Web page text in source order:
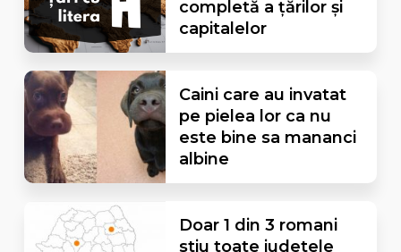
completă a țărilor și
capitalelor
Caini care au invatat
pe pielea lor ca nu
este bine sa mananci
albine
Doar 1 din 3 romani
stiu toate judetele